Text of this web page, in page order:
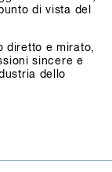
di vista del
diretto e mirato,
sincere e
dello